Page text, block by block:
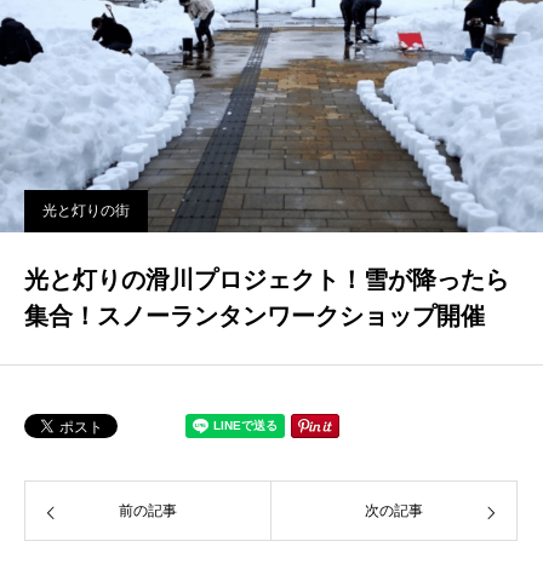
光と灯りの街
光と灯りの滑川プロジェクト！雪が降ったら
集合！スノーランタンワークショップ開催
前の記事 次の記事